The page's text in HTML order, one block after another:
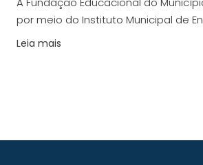
por meio do Instituto Municipal de
Leia mais